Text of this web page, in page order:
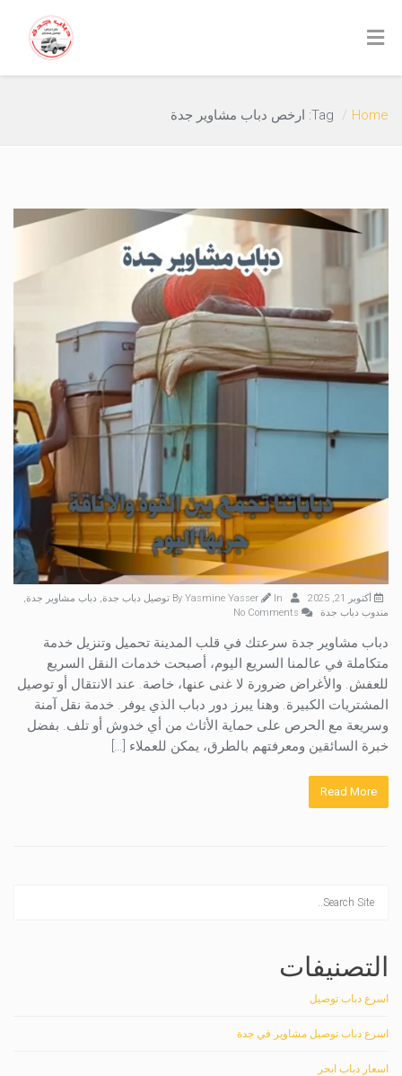
Home Tag: ارخص دباب مشاوير جدة
أكتوبر 21, 2025 Yasmine Yasser In توصيل دباب جدة, دباب مشاوير جدة,
مندوب دباب جدة
دباب مشاوير جدة سرعتك في قلب المدينة تحميل وتنزيل خدمة
متكاملة في عالمنا السريع اليوم، أصبحت خدمات النقل السريع
للعفش. والأغراض ضرورة لا غنى عنها، خاصة. عند الانتقال أو توصيل
المشتريات الكبيرة. وهنا يبرز دور دباب الذي يوفر. خدمة نقل آمنة
وسريعة مع الحرص على حماية الأثاث من أي خدوش أو تلف. بفضل
خبرة السائقين ومعرفتهم بالطرق، يمكن للعملاء […]
Read More
التصنيفات
اسرع دباب توصيل
اسرع دباب توصيل مشاوير في جدة
اسعار دباب ابحر